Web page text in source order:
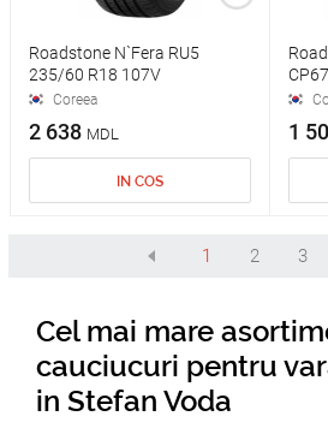
Roadstone N`Fera RU5
235/60 R18 107V
Coreea
2 638 MDL
IN COS
1
1 2 3
Cel mai mare
cauciucuri pentru
in Stefan Voda